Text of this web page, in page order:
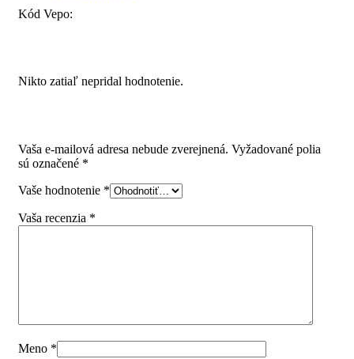
Kód Vepo:
Nikto zatiaľ nepridal hodnotenie.
Vaša e-mailová adresa nebude zverejnená. Vyžadované polia
sú označené *
Vaše hodnotenie *
Vaša recenzia *
Meno *